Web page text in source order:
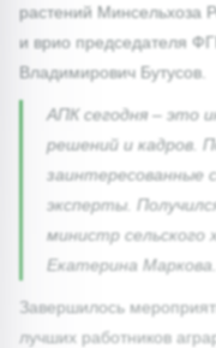
растений Минсельхоза
и врио председателя
Владимирович Бутусов.
АПК сегодня – это
решений и кадров.
заинтересованные
эксперты.
министр сельского
Екатерина Маркова.
Завершилось
лучших работников